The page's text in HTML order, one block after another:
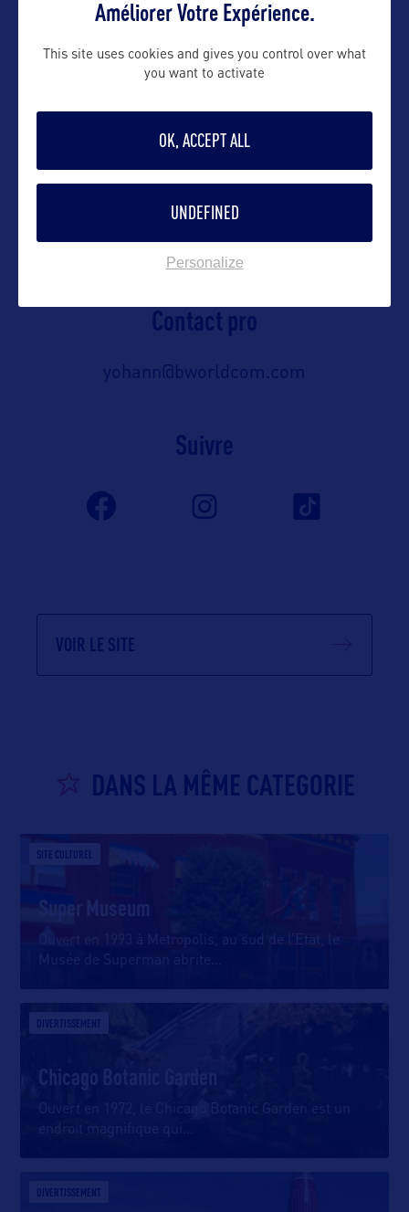
C/o B World Communication
(Fermé au public)
Contact pro
yohann@bworldcom.com
Suivre
VOIR LE SITE
DANS LA MÊME CATEGORIE
SITE CULTUREL
Super Museum
Ouvert en 1993 à Metropolis, au sud de l’Etat, le
Musée de Superman abrite
DIVERTISSEMENT
Chicago Botanic Garden
Ouvert en 1972, le Chicago Botanic Garden est un
endroit magnifique qui
DIVERTISSEMENT
Améliorer Votre Expérience.
This site uses cookies and gives you control over what
you want to activate
OK, ACCEPT ALL
UNDEFINED
Personalize